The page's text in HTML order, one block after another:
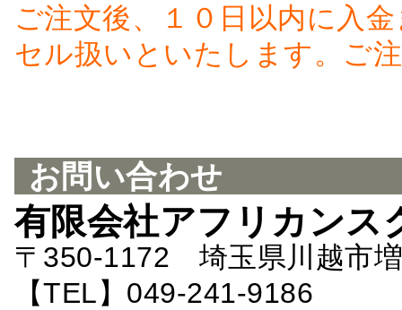
ご注文後、１０日以内に入
セル扱いといたします。ご
お問い合わせ
有限会社アフリカンス
〒350-1172 埼玉県川越市
【TEL】049-241-